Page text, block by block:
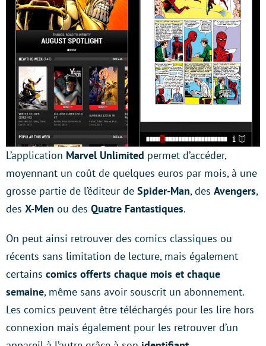
L’application Marvel Unlimited permet d’accéder,
moyennant un coût de quelques euros par mois, à une
grosse partie de l’éditeur de Spider-Man, des Avengers,
des X-Men ou des Quatre Fantastiques.
On peut ainsi retrouver des comics classiques ou
récents sans limitation de lecture, mais également
certains comics offerts chaque mois et chaque
semaine, même sans avoir souscrit un abonnement.
Les comics peuvent être téléchargés pour les lire hors
connexion mais également pour les retrouver d’un